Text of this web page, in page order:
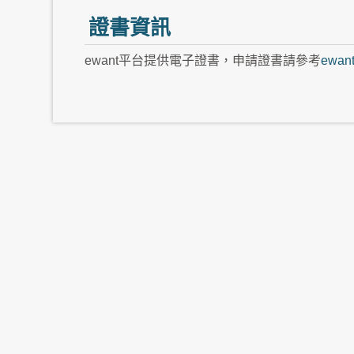
證書資訊
ewant平台提供電子證書，申請證書請參考